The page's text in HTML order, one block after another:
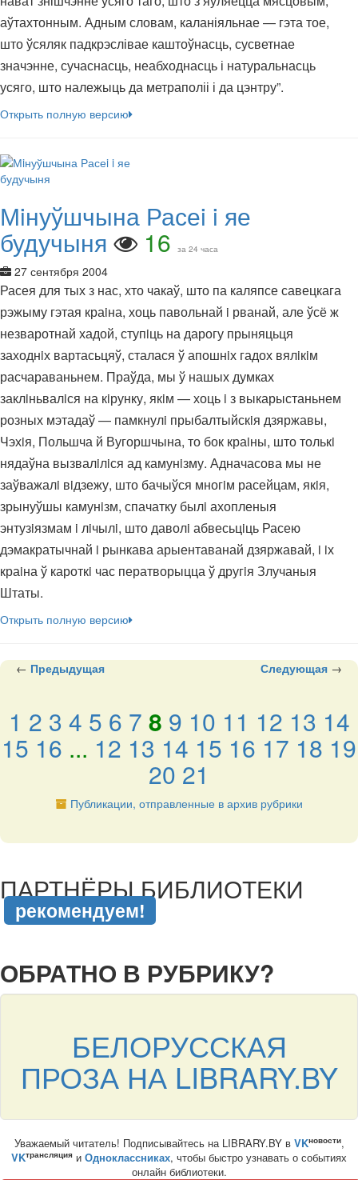
аўтахтонным. Адным словам, каланіяльнае — гэта тое,
што ўсяляк падкрэслівае каштоўнасць, сусветнае
значэнне, сучаснасць, неабходнасць і натуральнасць
усяго, што належыць да метраполіі і да цэнтру”.
Открыть полную версию
Мiнуўшчына Расеi i яе
будучыня 16 за 24 часа
27 сентября 2004
Расея для тых з нас, хто чакаў, што па каляпсе савецкага
рэжыму гэтая краiна, хоць павольнай i рванай, але ўсё ж
незваротнай хадой, ступiць на дарогу прыняцьця
заходнiх вартасьцяў, сталася ў апошнiх гадох вялiкiм
расчараваньнем. Праўда, мы ў нашых думках
заклiньвалiся на кiрунку, якiм — хоць i з выкарыстаньнем
розных мэтадаў — памкнулi прыбалтыйскiя дзяржавы,
Чэхiя, Польшча й Вугоршчына, то бок краiны, што толькi
нядаўна вызвалiлiся ад камунiзму. Адначасова мы не
заўважалi вiдзежу, што бачыўся многiм расейцам, якiя,
зрынуўшы камунiзм, спачатку былi ахопленыя
энтузiязмам i лiчылi, што даволi абвесьцiць Расею
дэмакратычнай i рынкава арыентаванай дзяржавай, i iх
краiна ў кароткi час ператворыцца ў другiя Злучаныя
Штаты.
Открыть полную версию
← Предыдущая Следующая →
1 2 3 4 5 6 7 8 9 10 11 12 13 14
15 16 ... 12 13 14 15 16 17 18 19
20 21
Публикации, отправленные в архив рубрики
ПАРТНЁРЫ БИБЛИОТЕКИ
рекомендуем!
ОБРАТНО В РУБРИКУ?
БЕЛОРУССКАЯ
ПРОЗА НА LIBRARY.BY
Уважаемый читатель! Подписывайтесь на LIBRARY.BY в VKновости,
VKтрансляция и Одноклассниках, чтобы быстро узнавать о событиях
онлайн библиотеки.